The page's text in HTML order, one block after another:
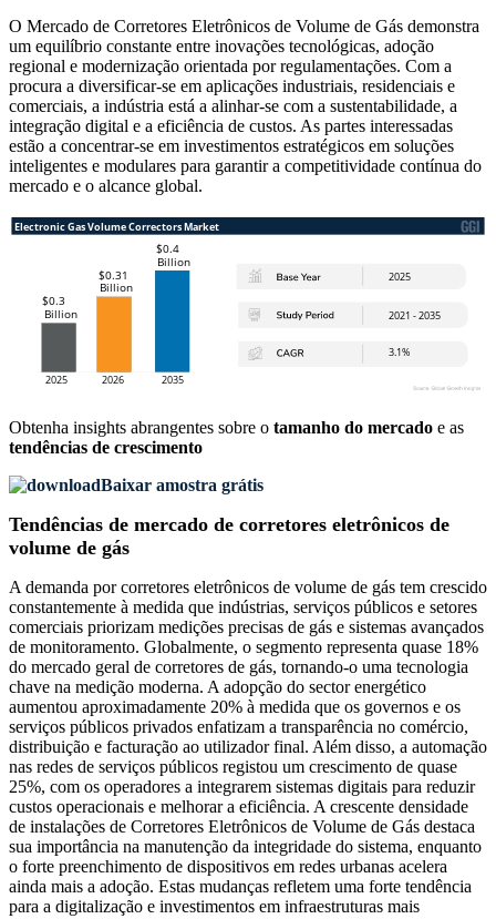
O Mercado de Corretores Eletrônicos de Volume de Gás demonstra
um equilíbrio constante entre inovações tecnológicas, adoção
regional e modernização orientada por regulamentações. Com a
procura a diversificar-se em aplicações industriais, residenciais e
comerciais, a indústria está a alinhar-se com a sustentabilidade, a
integração digital e a eficiência de custos. As partes interessadas
estão a concentrar-se em investimentos estratégicos em soluções
inteligentes e modulares para garantir a competitividade contínua do
mercado e o alcance global.
Obtenha insights abrangentes sobre o tamanho do mercado e as
tendências de crescimento
Baixar amostra grátis
Tendências de mercado de corretores eletrônicos de
volume de gás
A demanda por corretores eletrônicos de volume de gás tem crescido
constantemente à medida que indústrias, serviços públicos e setores
comerciais priorizam medições precisas de gás e sistemas avançados
de monitoramento. Globalmente, o segmento representa quase 18%
do mercado geral de corretores de gás, tornando-o uma tecnologia
chave na medição moderna. A adopção do sector energético
aumentou aproximadamente 20% à medida que os governos e os
serviços públicos privados enfatizam a transparência no comércio,
distribuição e facturação ao utilizador final. Além disso, a automação
nas redes de serviços públicos registou um crescimento de quase
25%, com os operadores a integrarem sistemas digitais para reduzir
custos operacionais e melhorar a eficiência. A crescente densidade
de instalações de Corretores Eletrônicos de Volume de Gás destaca
sua importância na manutenção da integridade do sistema, enquanto
o forte preenchimento de dispositivos em redes urbanas acelera
ainda mais a adoção. Estas mudanças refletem uma forte tendência
para a digitalização e investimentos em infraestruturas mais